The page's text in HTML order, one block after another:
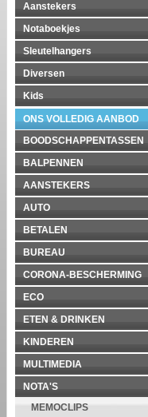
Aanstekers
Notaboekjes
Sleutelhangers
Diversen
Kids
ONS VOLLEDIG AANBOD
BOODSCHAPPENTASSEN
BALPENNEN
AANSTEKERS
AUTO
BETALEN
BUREAU
CORONA-BESCHERMING
ECO
ETEN & DRINKEN
KINDEREN
MULTIMEDIA
NOTA'S
MEMOCLIPS